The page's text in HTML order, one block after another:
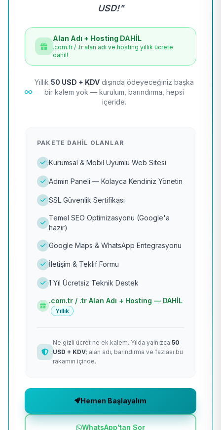
USD!"
Alan Adı + Hosting DAHİL
.com.tr / .tr alan adı ve hosting yıllık ücrete
dahil!
Yıllık 50 USD + KDV dışında ödeyeceğiniz başka
bir kalem yok — kurulum, barındırma, hepsi
içeride.
PAKETE DAHIL OLANLAR
Kurumsal & Mobil Uyumlu Web Sitesi
Admin Paneli — Kolayca Kendiniz Yönetin
SSL Güvenlik Sertifikası
Temel SEO Optimizasyonu (Google'a
hazır)
Google Maps & WhatsApp Entegrasyonu
İletişim & Teklif Formu
1 Yıl Ücretsiz Teknik Destek
.com.tr / .tr Alan Adı + Hosting — DAHİL
Yıllık
Ne gizli ücret ne ek kalem. Yılda yalnızca 50
USD + KDV; alan adı, barındırma ve fazlası bu
rakamın içinde.
Hemen Başlayalım
WhatsApp'tan Sor